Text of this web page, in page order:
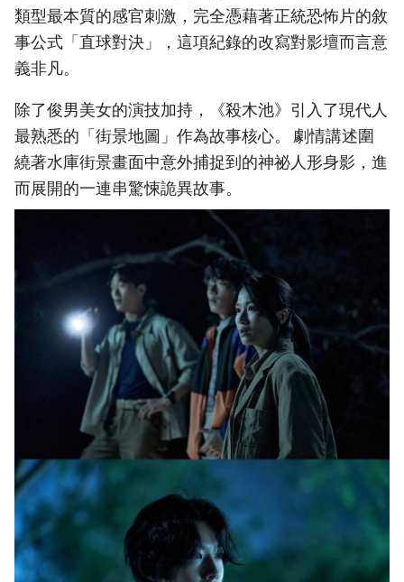
類型最本質的感官刺激，完全憑藉著正統恐怖片的敘
事公式「直球對決」，這項紀錄的改寫對影壇而言意
義非凡。
除了俊男美女的演技加持，《殺木池》引入了現代人
最熟悉的「街景地圖」作為故事核心。 劇情講述圍
繞著水庫街景畫面中意外捕捉到的神祕人形身影，進
而展開的一連串驚悚詭異故事。